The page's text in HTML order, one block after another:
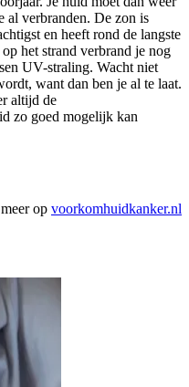
al verbranden. De zon is
en heeft rond de langste
het strand verbrand je nog
UV-straling. Wacht niet
want dan ben je al te laat.
altijd de
zo goed mogelijk kan
op voorkomhuidkanker.nl